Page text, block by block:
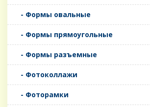
- Формы овальные
- Формы прямоугольные
- Формы разъемные
- Фотоколлажи
- Фоторамки